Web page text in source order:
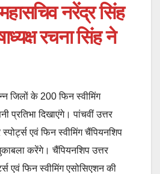
नरेंद्र सिंह
रचना सिंह ने
जिलों के 200 फिन स्वीमिंग
दिखाएंगे। पांचवीं उत्तर
एवं फिन स्वीमिंग चैंपियनशिप
करेंगे। चैंपियनशिप उत्तर
एवं फिन स्वीमिंग एसोसिएशन की